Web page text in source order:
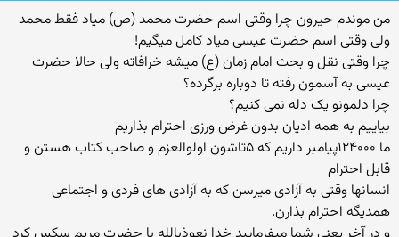
من موندم حیرون چرا وقتی اسم حضرت محمد (ص) میاد فقط محمد
ولی وقتی اسم حضرت عیسی میاد کامل میگیم!
چرا وقتی نقل و بحث امام زمان (ع) میشه خرافاته ولی حالا حضرت
عیسی به آسمون رفته تا دوباره برگرده؟
چرا دلمونو یک دله نمی کنیم؟
بیاییم به همه ادیان بدون غرض ورزی احترام بذاریم
ما ۱۲۴۰۰۰پیامبر داریم که ۵تاشون اولوالعزم و صاحب کتاب هستن و
قابل احترام
انسانها وقتی به آزادی میرسن که به آزادی های فردی و اجتماعی
همدیگه احترام بذارن.